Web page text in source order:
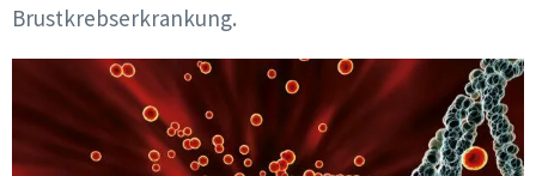
Brustkrebserkrankung.